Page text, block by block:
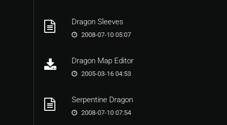
Dragon Sleeves
2008-07-10 05:07
Dragon Map Editor
2005-03-16 04:53
Serpentine Dragon
2008-07-10 07:54